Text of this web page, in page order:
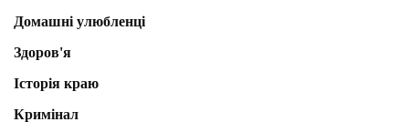
Домашні улюбленці
Здоров'я
Історія краю
Кримінал